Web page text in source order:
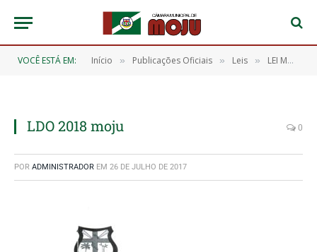
VOCÊ ESTÁ EM: Início » Publicações Oficiais » Leis » LEI MUNICIPAL Nº 956/2017, DE 11 DE JULHO DE 2017 (LDO 2018 Dispõe sobre as Diretrizes para a elaboração da Lei Orçamentária do município de Moju, estado do Pará, para o exercício financeiro 2018 e dá outras providências)
LDO 2018 moju 0
POR ADMINISTRADOR EM 26 DE JULHO DE 2017